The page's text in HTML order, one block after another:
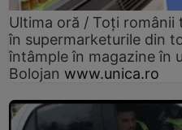
Ultima oră / Toți românii
în supermarketurile din
întâmple în magazine în
Bolojan www.unica.ro